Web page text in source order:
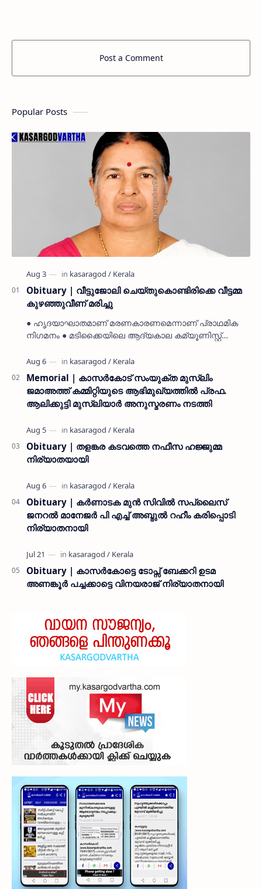
Post a Comment
Popular Posts
Obituary | വീട്ടുജോലി ചെയ്തുകൊണ്ടിരിക്കെ വീട്ടമ്മ
കുഴഞ്ഞുവീണ് മരിച്ചു
● ഹൃദയാഘാതമാണ് മരണകാരണമെന്നാണ് പ്രാഥമിക
നിഗമനം ● മടിക്കൈയിലെ ആദ്യകാല കമ്യൂണിസ്റ്റ്
മകളാണ് ● വിവരമറിഞ്ഞ് ജനപ്ര…
Memorial | കാസർകോട് സംയുക്ത മുസ്ലിം
ജമാഅത്ത് കമ്മിറ്റിയുടെ ആഭിമുഖ്യത്തിൽ പ്രഫ.
ആലിക്കുട്ടി മുസ്ലിയാർ അനുസ്മരണം നടത്തി
Obituary | തളങ്കര കടവത്തെ നഫീസ ഹജ്ജുമ്മ
നിര്യാതയായി
Obituary | കർണാടക മുൻ സിവില്‍ സപ്ലൈസ്
ജനറൽ മാനേജർ പി എച്ച് അബ്ദുൽ റഹീം കരിപ്പൊടി
നിര്യാതനായി
Obituary | കാസർകോട്ടെ ടോപ്സ് ബേക്കറി ഉടമ
അണങ്കൂർ പച്ചക്കാട്ടെ വിനയരാജ് നിര്യാതനായി